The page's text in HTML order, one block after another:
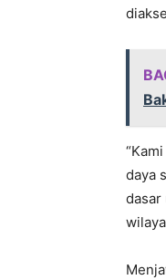
daya
dasar